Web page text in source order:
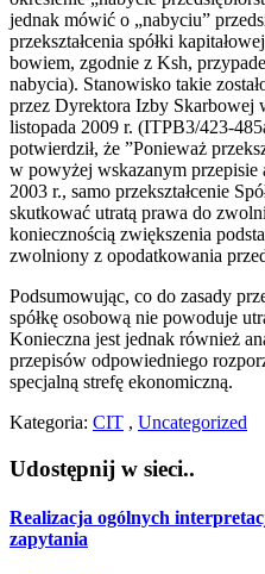
jednak mówić o „nabyciu”
przekształcenia spółki
bowiem, zgodnie z Ksh,
nabycia). Stanowisko takie
przez Dyrektora Izby Skarbowej
listopada 2009 r. (ITPB3/423-
potwierdził, że ”Ponieważ
w powyżej wskazanym przepisie
2003 r., samo przekształcenie
skutkować utratą prawa do
koniecznością zwiększenia
zwolniony z opodatkowania
Podsumowując, co do zasady
spółkę osobową nie powoduje
Konieczna jest jednak również
przepisów odpowiedniego
specjalną strefę ekonomiczną.
Kategoria: CIT , Uncategorized
Udostępnij w sieci..
Realizacja ogólnych
zapytania